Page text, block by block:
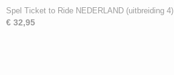
Spel Ticket to Ride NEDERLAND (uitbreiding 4)
€ 32,95